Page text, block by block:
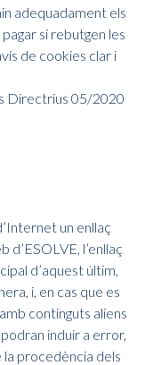
adequadament els
si rebutgen les
de cookies clar i
Directrius 05/2020
un enllaç
l’enllaç
d’aquest últim,
i, en cas que es
continguts aliens
induir a error,
la procedència dels